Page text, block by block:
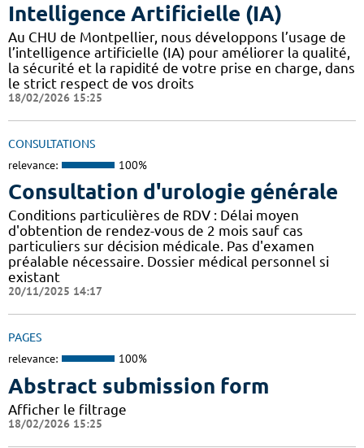
Intelligence Artificielle (IA)
Au CHU de Montpellier, nous développons l’usage de
l’intelligence artificielle (IA) pour améliorer la qualité,
la sécurité et la rapidité de votre prise en charge, dans
le strict respect de vos droits
18/02/2026 15:25
CONSULTATIONS
relevance: 100%
Consultation d'urologie générale
Conditions particulières de RDV : Délai moyen
d'obtention de rendez-vous de 2 mois sauf cas
particuliers sur décision médicale. Pas d'examen
préalable nécessaire. Dossier médical personnel si
existant
20/11/2025 14:17
PAGES
relevance: 100%
Abstract submission form
Afficher le filtrage
18/02/2026 15:25